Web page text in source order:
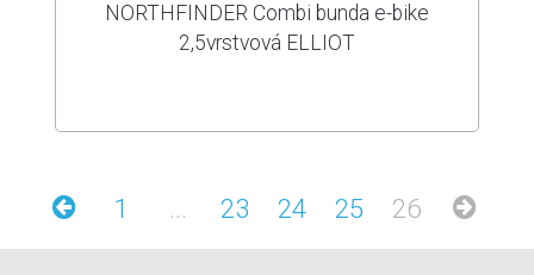
NORTHFINDER Combi bunda e-bike
2,5vrstvová ELLIOT
1 ... 23 24 25 26